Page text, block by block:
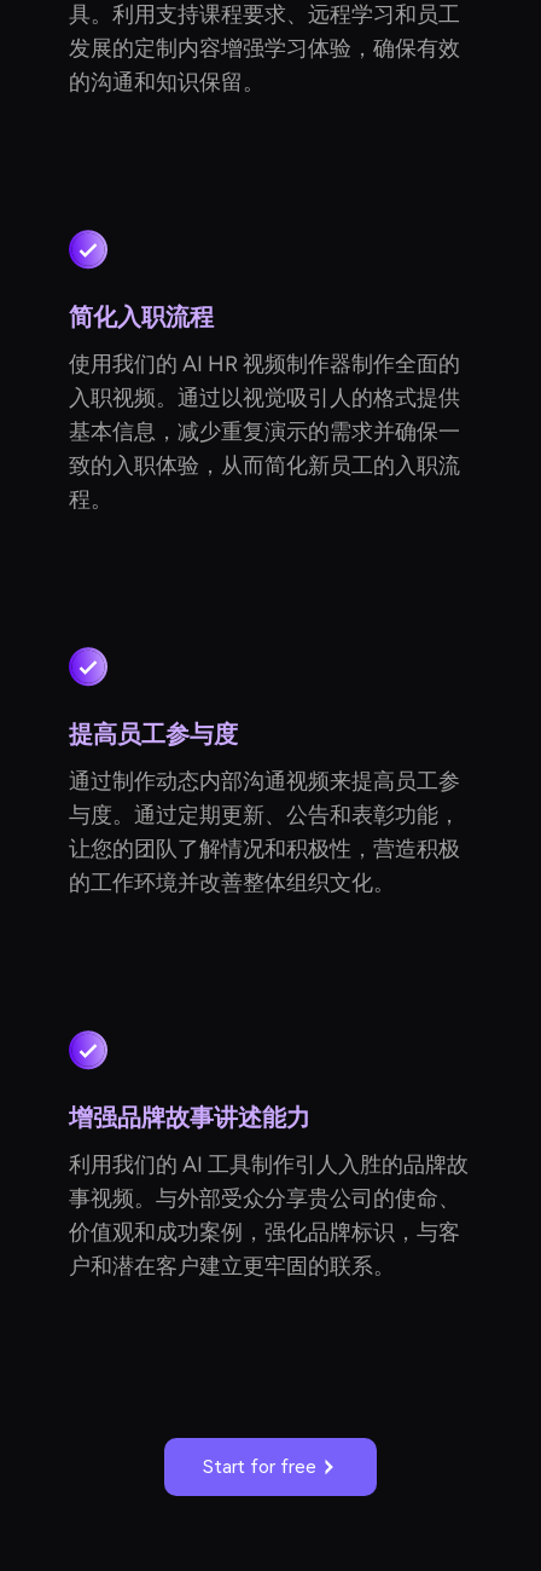
具。利用支持课程要求、远程学习和员工
发展的定制内容增强学习体验，确保有效
的沟通和知识保留。
简化入职流程
使用我们的 AI HR 视频制作器制作全面的
入职视频。通过以视觉吸引人的格式提供
基本信息，减少重复演示的需求并确保一
致的入职体验，从而简化新员工的入职流
程。
提高员工参与度
通过制作动态内部沟通视频来提高员工参
与度。通过定期更新、公告和表彰功能，
让您的团队了解情况和积极性，营造积极
的工作环境并改善整体组织文化。
增强品牌故事讲述能力
利用我们的 AI 工具制作引人入胜的品牌故
事视频。与外部受众分享贵公司的使命、
价值观和成功案例，强化品牌标识，与客
户和潜在客户建立更牢固的联系。
Start for free